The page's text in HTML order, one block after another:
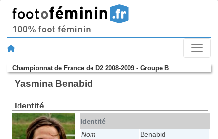
Championnat de France de D2 2008-2009 - Groupe B
Yasmina Benabid
Identité
Identité
Nom
Benabid